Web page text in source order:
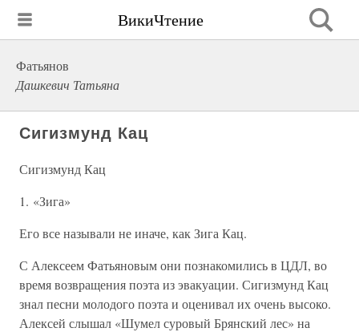
ВикиЧтение
Фатьянов
Дашкевич Татьяна
Сигизмунд Кац
Сигизмунд Кац
1. «Зига»
Его все называли не иначе, как Зига Кац.
С Алексеем Фатьяновым они познакомились в ЦДЛ, во
время возвращения поэта из эвакуации. Сигизмунд Кац
знал песни молодого поэта и оценивал их очень высоко.
Алексей слышал «Шумел суровый Брянский лес» на